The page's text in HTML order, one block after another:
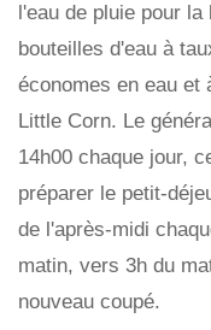
l'eau de pluie pour
bouteilles d'eau à
économes en eau et
Little Corn. Le
14h00 chaque jour,
préparer le petit-
de l'après-midi
matin, vers 3h du
nouveau coupé.